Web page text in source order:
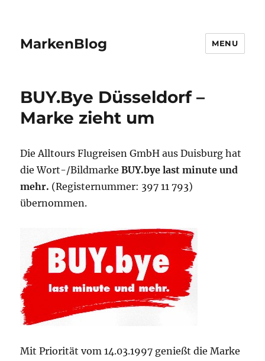
MarkenBlog MENU
BUY.Bye Düsseldorf –
Marke zieht um
Die Alltours Flugreisen GmbH aus Duisburg hat
die Wort-/BildmarkeBUY.bye last minute und
mehr. (Registernummer: 397 11 793)
übernommen.
Mit Priorität vom 14.03.1997 genießt die Marke